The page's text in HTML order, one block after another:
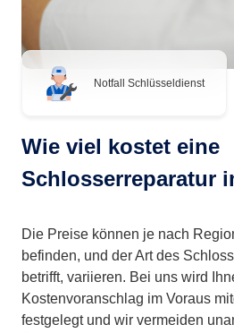
Notfall Schlüsseldienst
Wie viel kostet eine
Schlosserreparatur
Die Preise können je nach
befinden, und der Art des
betrifft, variieren. Bei uns wird
Kostenvoranschlag im Voraus
festgelegt und wir vermeiden